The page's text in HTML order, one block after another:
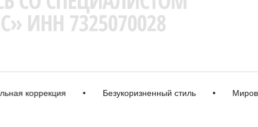
• Безукоризненный стиль • Мировые